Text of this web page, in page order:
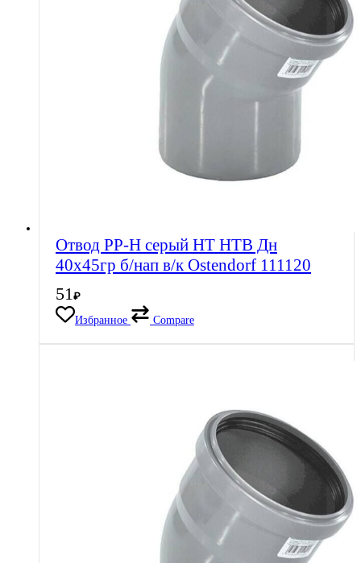
Отвод PP-H серый HT HTB Дн
40х45гр б/нап в/к Ostendorf 111120
51 ₽
Избранное
Compare